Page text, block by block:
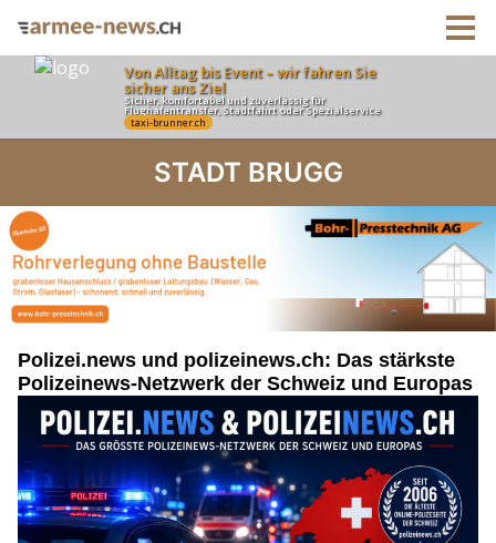
STADT BRUGG
Polizei.news und polizeinews.ch: Das stärkste
Polizeinews-Netzwerk der Schweiz und Europas